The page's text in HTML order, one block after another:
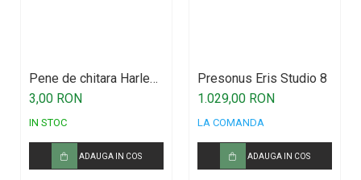
Pene de chitara Harley
Benton
3,00 RON
IN STOC
ADAUGA IN COS
Presonus Eris Studio 8
1.029,00 RON
LA COMANDA
ADAUGA IN COS